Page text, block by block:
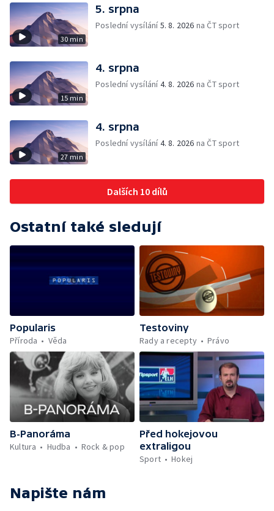
30 min
5. srpna
Poslední vysílání5. 8. 2026 na ČT sport
15 min
4. srpna
Poslední vysílání4. 8. 2026 na ČT sport
27 min
4. srpna
Poslední vysílání4. 8. 2026 na ČT sport
Dalších 10 dílů
Ostatní také sledují
Popularis
Příroda
Věda
Testoviny
Rady a recepty
Právo
B-Panoráma
Kultura
Hudba Rock & pop
Před hokejovou
extraligou
Sport
Hokej
Napište nám